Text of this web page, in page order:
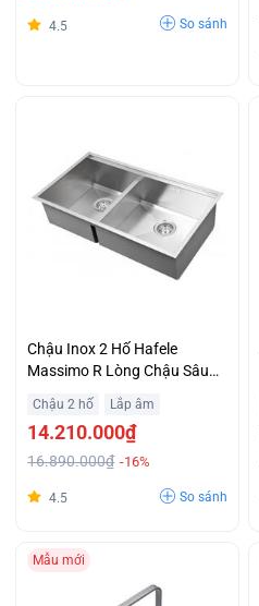
4.5 So sánh
Chậu Inox 2 Hố Hafele
Massimo R Lòng Chậu Sâu
Chậu 2 hố Lắp âm
14.210.000₫
16.890.000₫ -16%
4.5 So sánh
Mẫu mới